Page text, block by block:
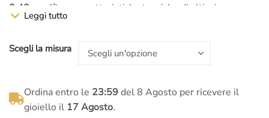
0.40 carati) con caratteristiche tecniche di altissima
qualità:colore F purezza VVS1.
Ildiamante centraleè accompagnato da
certificazione
Se vuoi puoi anche variare i diamanti di questo Anello da
Fidanzamento con diamanti
Leggi tutto
Scegli la misura
Ordina entro le 23:59del 8 Agosto per ricevere il
gioiello il 17 Agosto.